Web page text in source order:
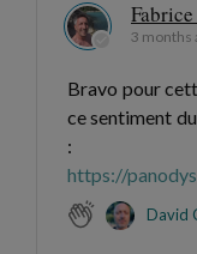
Fabrice
3 months
Bravo pour
ce sentiment
:
https://
David